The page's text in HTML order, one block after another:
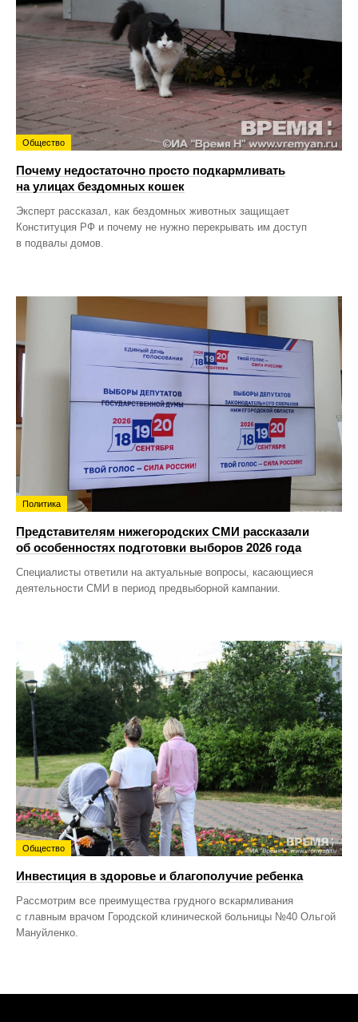
Общество
Почему недостаточно просто подкармливать
на улицах бездомных кошек
Эксперт рассказал, как бездомных животных защищает
Конституция РФ и почему не нужно перекрывать им доступ
в подвалы домов.
Политика
Представителям нижегородских СМИ рассказали
об особенностях подготовки выборов 2026 года
Специалисты ответили на актуальные вопросы, касающиеся
деятельности СМИ в период предвыборной кампании.
Общество
Инвестиция в здоровье и благополучие ребенка
Рассмотрим все преимущества грудного вскармливания
с главным врачом Городской клинической больницы №40 Ольгой
Мануйленко.